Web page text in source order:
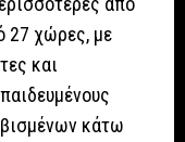
27 χώρες, με
και
κάτω